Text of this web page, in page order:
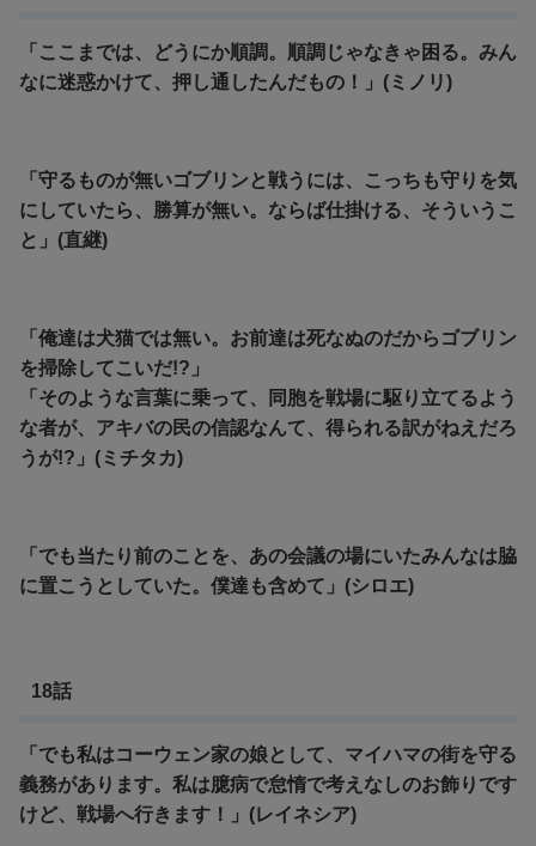
「ここまでは、どうにか順調。順調じゃなきゃ困る。みん
なに迷惑かけて、押し通したんだもの！」(ミノリ)
「守るものが無いゴブリンと戦うには、こっちも守りを気
にしていたら、勝算が無い。ならば仕掛ける、そういうこ
と」(直継)
「俺達は犬猫では無い。お前達は死なぬのだからゴブリン
を掃除してこいだ!?」
「そのような言葉に乗って、同胞を戦場に駆り立てるよう
な者が、アキバの民の信認なんて、得られる訳がねえだろ
うが!?」(ミチタカ)
「でも当たり前のことを、あの会議の場にいたみんなは脇
に置こうとしていた。僕達も含めて」(シロエ)
18話
「でも私はコーウェン家の娘として、マイハマの街を守る
義務があります。私は臆病で怠惰で考えなしのお飾りです
けど、戦場へ行きます！」(レイネシア)